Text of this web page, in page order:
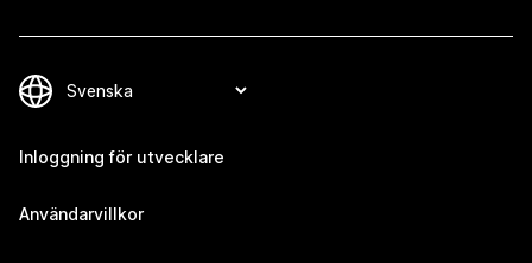
Inloggning för utvecklare
Användarvillkor